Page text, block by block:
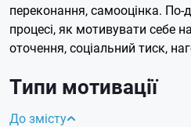
переконання, самооцінка. По-
процесі, як мотивувати себе
оточення, соціальний тиск,
Типи мотивації
До змісту